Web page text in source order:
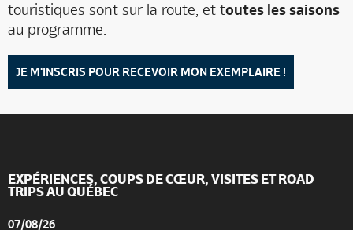
touristiques sont sur la route, et toutes les saisons
au programme.
JE M'INSCRIS POUR RECEVOIR MON EXEMPLAIRE !
EXPÉRIENCES, COUPS DE CŒUR, VISITES ET ROAD
TRIPS AU QUÉBEC
07/08/26